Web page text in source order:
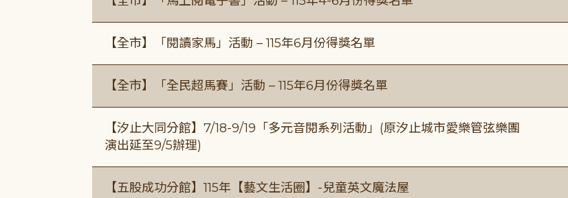
【全市】「閱讀家馬」活動 – 115年6月份得獎名單
【全市】「全民超馬賽」活動 – 115年6月份得獎名單
【汐止大同分館】7/18-9/19「多元音閱系列活動」(原汐止城市愛樂管弦樂團
演出延至9/5辦理)
【五股成功分館】115年【藝文生活圈】-兒童英文魔法屋